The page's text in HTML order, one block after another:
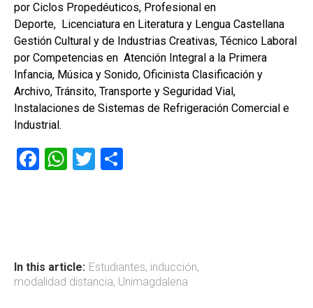
por Ciclos Propedéuticos, Profesional en
Deporte, Licenciatura en Literatura y Lengua Castellana
Gestión Cultural y de Industrias Creativas, Técnico Laboral
por Competencias en Atención Integral a la Primera
Infancia, Música y Sonido, Oficinista Clasificación y
Archivo, Tránsito, Transporte y Seguridad Vial,
Instalaciones de Sistemas de Refrigeración Comercial e
Industrial.
F
ok
W
p
p
T
tir
In this article: Estudiantes, inducción,
modalidad distancia, Unimagdalena